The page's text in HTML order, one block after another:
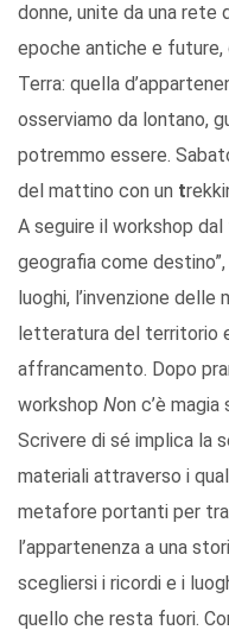
donne, unite da una rete
epoche antiche e future,
Terra: quella
osserviamo da lontano,
potremmo essere.
del mattino con un t
A seguire il workshop
geografia come
luoghi, l’invenzione
letteratura del territorio
affrancamento. Dopo
workshop Non c’è
Scrivere di sé implica la
materiali attraverso i
metafore portanti per
l’appartenenza a una
scegliersi i ricordi e i
quello che resta fuori.